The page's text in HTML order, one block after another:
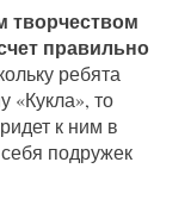
творчеством
правильно
ребята
«Кукла», то
к ним в
подружек